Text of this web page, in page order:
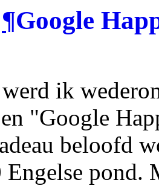
¶Google
ik
"Google
beloofd
pond.